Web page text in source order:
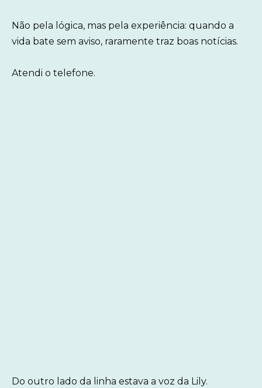
Não pela lógica, mas pela experiência: quando a
vida bate sem aviso, raramente traz boas notícias.
Atendi o telefone.
Do outro lado da linha estava a voz da Lily.